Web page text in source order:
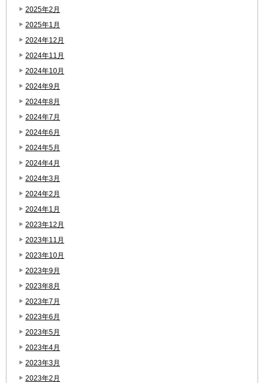
2025年2月
2025年1月
2024年12月
2024年11月
2024年10月
2024年9月
2024年8月
2024年7月
2024年6月
2024年5月
2024年4月
2024年3月
2024年2月
2024年1月
2023年12月
2023年11月
2023年10月
2023年9月
2023年8月
2023年7月
2023年6月
2023年5月
2023年4月
2023年3月
2023年2月